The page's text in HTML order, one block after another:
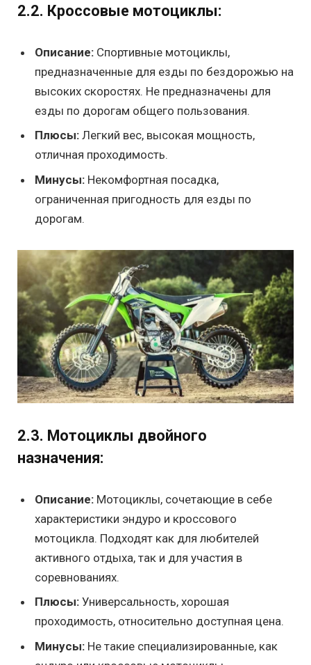
2.2. Кроссовые мотоциклы:
Описание: Спортивные мотоциклы,
предназначенные для езды по бездорожью на
высоких скоростях. Не предназначены для
езды по дорогам общего пользования.
Плюсы: Легкий вес, высокая мощность,
отличная проходимость.
Минусы: Некомфортная посадка,
ограниченная пригодность для езды по
дорогам.
2.3. Мотоциклы двойного
назначения:
Описание: Мотоциклы, сочетающие в себе
характеристики эндуро и кроссового
мотоцикла. Подходят как для любителей
активного отдыха, так и для участия в
соревнованиях.
Плюсы: Универсальность, хорошая
проходимость, относительно доступная цена.
Минусы: Не такие специализированные, как